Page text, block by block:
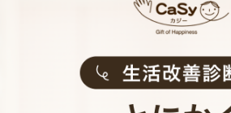
お料理代行のサービ
ご利用者インタ